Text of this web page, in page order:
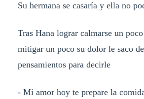
Su hermana se casaría y ella no
Tras Hana lograr calmarse un
mitigar un poco su dolor le saco
pensamientos para decirle
- Mi amor hoy te prepare la